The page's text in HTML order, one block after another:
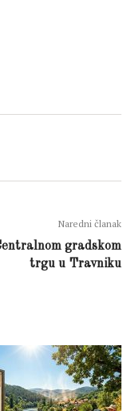
Naredni članak
gradskom
trgu u Travniku